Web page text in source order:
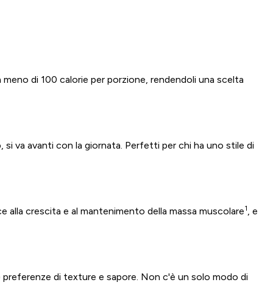
di 100 calorie per porzione, rendendoli una scelta
si va avanti con la giornata. Perfetti per chi ha uno stile di
crescita e al mantenimento della massa muscolare1
, e
di texture e sapore. Non c'è un solo modo di